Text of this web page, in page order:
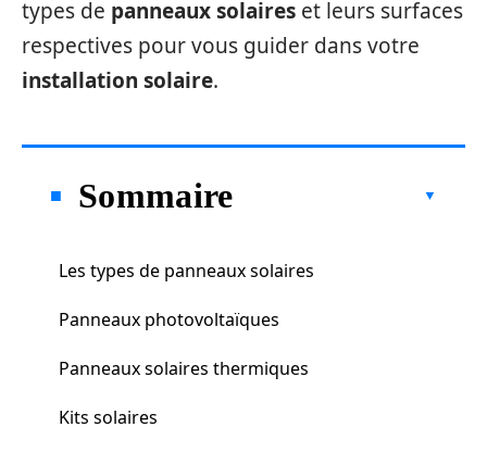
types de panneaux solaires et leurs surfaces
respectives pour vous guider dans votre
installation solaire.
Sommaire
Les types de panneaux solaires
Panneaux photovoltaïques
Panneaux solaires thermiques
Kits solaires